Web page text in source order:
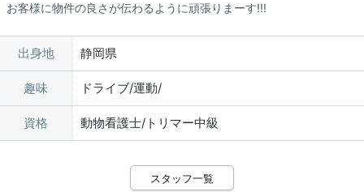
お客様に物件の良さが伝わるように頑張りまーす!!!
出身地 静岡県
趣味 ドライブ/運動/
資格 動物看護士/トリマー中級
スタッフ一覧